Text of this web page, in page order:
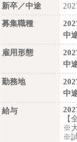
新卒／中途
募集職種
中
雇用形態
中
勤務地
中
給与
【
※
※